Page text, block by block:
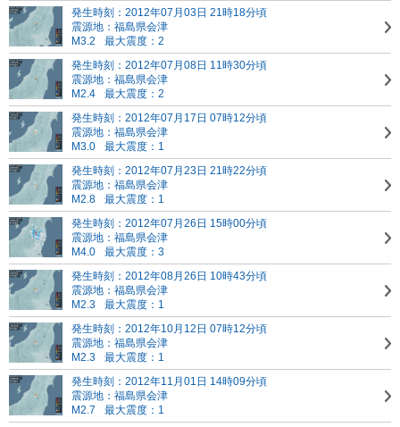
発生時刻：2012年07月03日 21時18分頃
震源地：福島県会津
M3.2
最大震度：2
発生時刻：2012年07月08日 11時30分頃
震源地：福島県会津
M2.4
最大震度：2
発生時刻：2012年07月17日 07時12分頃
震源地：福島県会津
M3.0
最大震度：1
発生時刻：2012年07月23日 21時22分頃
震源地：福島県会津
M2.8
最大震度：1
発生時刻：2012年07月26日 15時00分頃
震源地：福島県会津
M4.0
最大震度：3
発生時刻：2012年08月26日 10時43分頃
震源地：福島県会津
M2.3
最大震度：1
発生時刻：2012年10月12日 07時12分頃
震源地：福島県会津
M2.3
最大震度：1
発生時刻：2012年11月01日 14時09分頃
震源地：福島県会津
M2.7
最大震度：1